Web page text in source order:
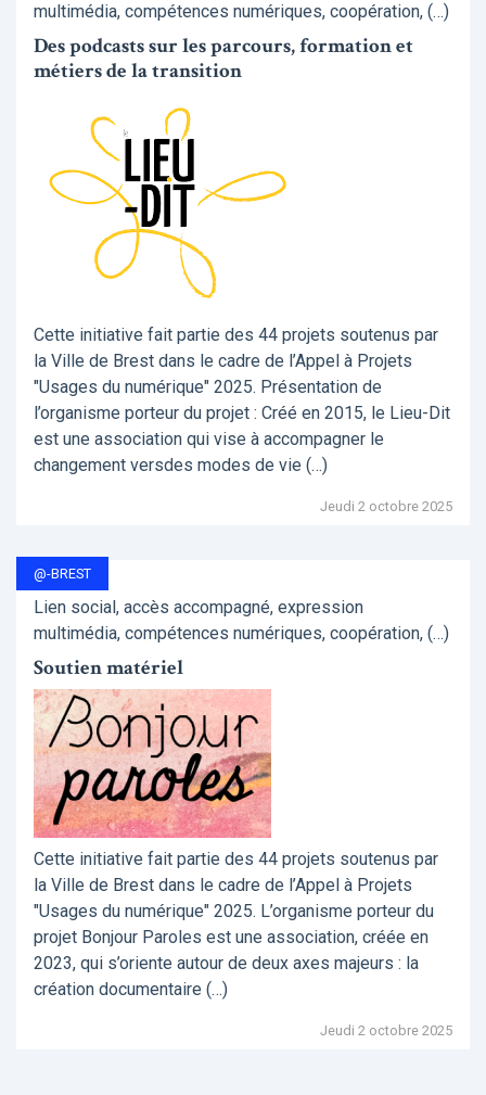
multimédia, compétences numériques, coopération, (…)
Des podcasts sur les parcours, formation et
métiers de la transition
Cette initiative fait partie des 44 projets soutenus par
la Ville de Brest dans le cadre de l’Appel à Projets
"Usages du numérique" 2025. Présentation de
l’organisme porteur du projet : Créé en 2015, le Lieu-Dit
est une association qui vise à accompagner le
changement versdes modes de vie (…)
Jeudi 2 octobre 2025
@-BREST
Lien social, accès accompagné, expression
multimédia, compétences numériques, coopération, (…)
Soutien matériel
Cette initiative fait partie des 44 projets soutenus par
la Ville de Brest dans le cadre de l’Appel à Projets
"Usages du numérique" 2025. L’organisme porteur du
projet Bonjour Paroles est une association, créée en
2023, qui s’oriente autour de deux axes majeurs : la
création documentaire (…)
Jeudi 2 octobre 2025